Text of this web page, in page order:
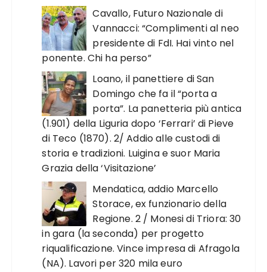
Cavallo, Futuro Nazionale di
Vannacci: “Complimenti al neo
presidente di FdI. Hai vinto nel
ponente. Chi ha perso”
Loano, il panettiere di San
Domingo che fa il “porta a
porta”. La panetteria più antica
(1.901) della Liguria dopo ‘Ferrari’ di Pieve
di Teco (1870). 2/ Addio alle custodi di
storia e tradizioni. Luigina e suor Maria
Grazia della ‘Visitazione’
Mendatica, addio Marcello
Storace, ex funzionario della
Regione. 2 / Monesi di Triora: 30
in gara (la seconda) per progetto
riqualificazione. Vince impresa di Afragola
(NA). Lavori per 320 mila euro